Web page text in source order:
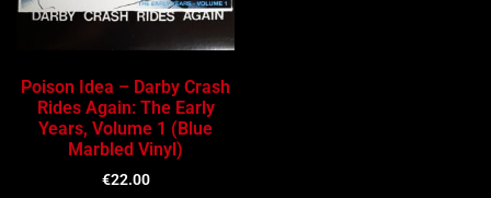
Poison Idea ‎– Darby Crash
Rides Again: The Early
Years, Volume 1 (Blue
Marbled Vinyl)
€22.00